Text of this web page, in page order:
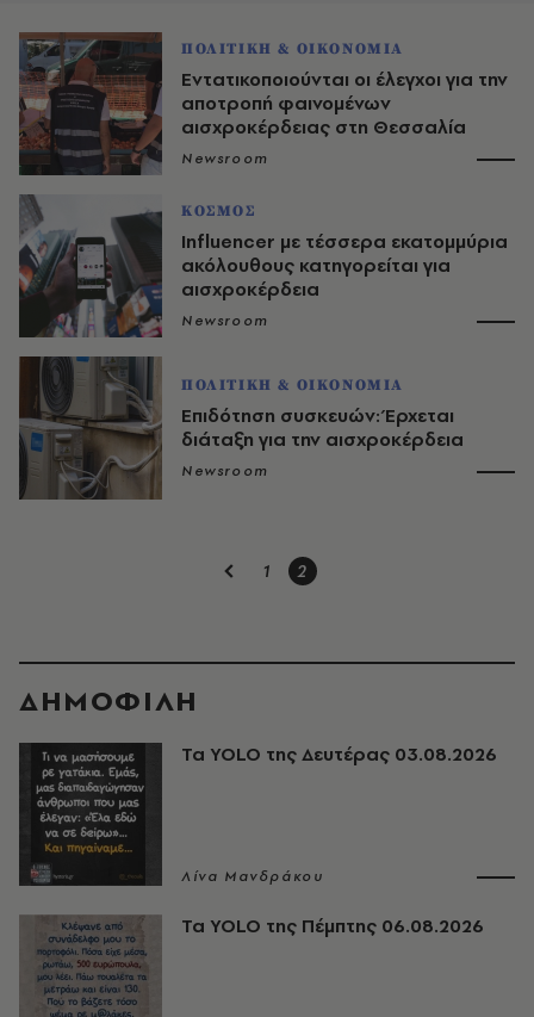
ΠΟΛΙΤΙΚΗ & ΟΙΚΟΝΟΜΙΑ
Εντατικοποιούνται οι έλεγχοι για την
αποτροπή φαινομένων
αισχροκέρδειας στη Θεσσαλία
Newsroom
ΚΟΣΜΟΣ
Influencer με τέσσερα εκατομμύρια
ακόλουθους κατηγορείται για
αισχροκέρδεια
Newsroom
ΠΟΛΙΤΙΚΗ & ΟΙΚΟΝΟΜΙΑ
Επιδότηση συσκευών: Έρχεται
διάταξη για την αισχροκέρδεια
Newsroom
1 2
ΔΗΜΟΦΙΛΗ
Τα YOLO της Δευτέρας 03.08.2026
Λίνα Μανδράκου
Τα YOLO της Πέμπτης 06.08.2026